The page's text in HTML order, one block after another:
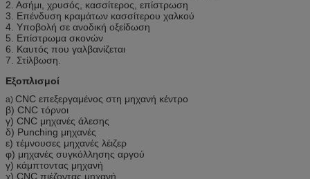
2. Ασήμι, χρυσός, κασσίτερος, επίστρωση
3. Επένδυση κραμάτων κασσίτερου χαλκού
4. Υποβολή σε ανοδική οξείδωση
5. Επίστρωμα σκονών
6. Καυτός που γαλβανίζεται
7. Στίλβωση.
Εξοπλισμοί
a) CNC επεξεργαμένος στη μηχανή κέντρο
β) CNC τόρνοι
γ) CNC μηχανές άλεσης
δ) Punching μηχανές
ε) τέμνουσες μηχανές λέιζερ
φ) μηχανές συγκόλλησης αργού
γ) κάμπτοντας μηχανή
χ) CNC πιέζοντας μηχανή